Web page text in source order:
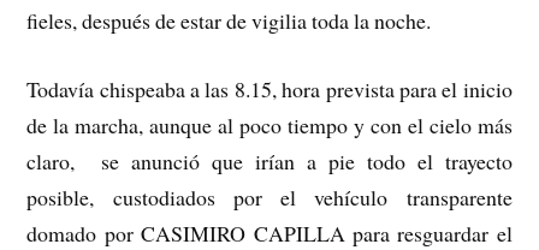
fieles, después de estar de vigilia toda la noche.
Todavía chispeaba a las 8.15, hora prevista para el inicio
de la marcha, aunque al poco tiempo y con el cielo más
claro, se anunció que irían a pie todo el trayecto
posible, custodiados por el vehículo transparente
domado por CASIMIRO CAPILLA para resguardar el